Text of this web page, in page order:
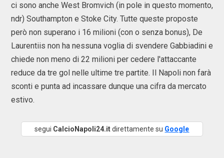
ci sono anche West Bromvich (in pole in questo momento,
ndr) Southampton e Stoke City. Tutte queste proposte
però non superano i 16 milioni (con o senza bonus), De
Laurentiis non ha nessuna voglia di svendere Gabbiadini e
chiede non meno di 22 milioni per cedere l'attaccante
reduce da tre gol nelle ultime tre partite. Il Napoli non farà
sconti e punta ad incassare dunque una cifra da mercato
estivo.
segui CalcioNapoli24.itdirettamente su Google